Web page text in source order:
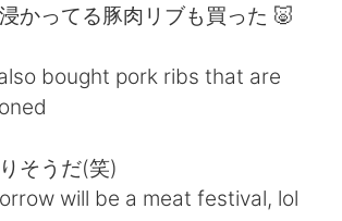
かってる豚肉リブも買った 🐷
bought pork ribs that are
そうだ(笑)
will be a meat festival, lol